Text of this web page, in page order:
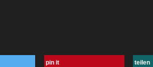
pin it teilen